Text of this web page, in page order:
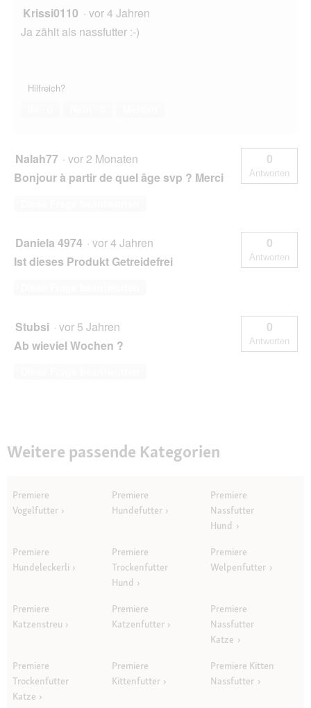
Krissi0110 · vor 4 Jahren
Ja zählt als nassfutter :-)
Hilfreich?
Nalah77 · vor 2 Monaten
Bonjour à partir de quel âge svp ? Merci
0
Antworten
Daniela 4974 · vor 4 Jahren
Ist dieses Produkt Getreidefrei
0
Antworten
Stubsi · vor 5 Jahren
Ab wieviel Wochen ?
0
Antworten
Weitere passende Kategorien
Premiere
Vogelfutter
Premiere
Hundefutter
Premiere
Nassfutter
Hund
Premiere
Hundeleckerli
Premiere
Trockenfutter
Hund
Premiere
Welpenfutter
Premiere
Katzenstreu
Premiere
Katzenfutter
Premiere
Nassfutter
Katze
Premiere
Trockenfutter
Katze
Premiere
Kittenfutter
Premiere Kitten
Nassfutter